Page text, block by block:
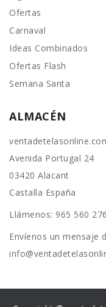
Ofertas
Carnaval
Ideas Combinados
Ofertas Flash
Semana Santa
ALMACÉN
Avenida Portugal 24
03420 Alacant
Castalla España
Llámenos: 965 560 276
Envíenos un mensaje